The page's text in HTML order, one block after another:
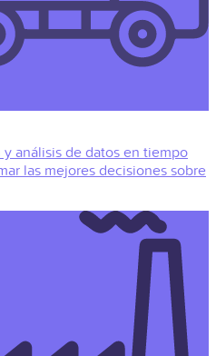
análisis de datos en tiempo
las mejores decisiones sobre